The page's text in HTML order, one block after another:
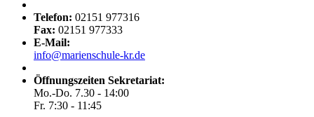
Telefon: 02151 977316
Fax: 02151 977333
E-Mail:
info@marienschule-kr.de
Öffnungszeiten Sekretariat:
Mo.-Do. 7.30 - 14:00
Fr. 7:30 - 11:45